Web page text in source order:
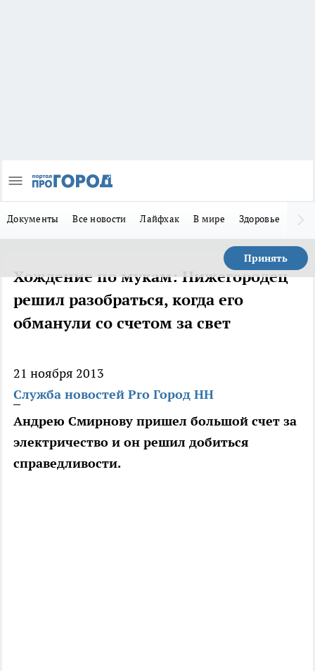
Документы Все новости Лайфхак В мире Здоровье
Принять
Хождение по мукам: Нижегородец
решил разобраться, когда его
обманули со счетом за свет
21 ноября 2013
Служба новостей Pro Город НН
Андрею Смирнову пришел большой счет за
электричество и он решил добиться
справедливости.